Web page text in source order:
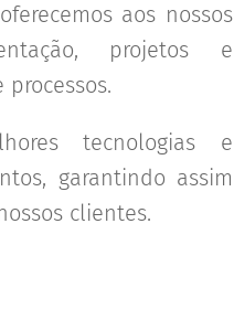
aos nossos
projetos e
tecnologias e
garantindo assim
clientes.